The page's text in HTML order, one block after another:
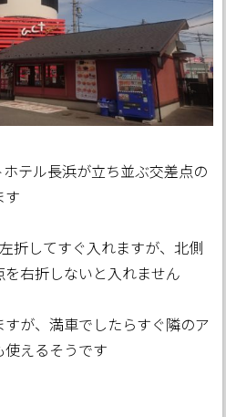
テル長浜が立ち並ぶ交差点の
す
折してすぐ入れますが、北側
右折しないと入れません
が、満車でしたらすぐ隣のア
えるそうです